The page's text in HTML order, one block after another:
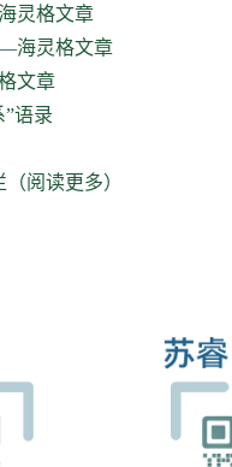
灵格文章
海灵格文章
文章
语录
（阅读更多）